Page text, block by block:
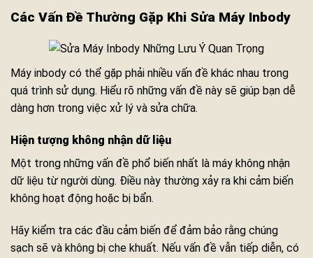
Các Vấn Đề Thường Gặp Khi Sửa Máy Inbody
Máy inbody có thể gặp phải nhiều vấn đề khác nhau trong
quá trình sử dụng. Hiểu rõ những vấn đề này sẽ giúp bạn dễ
dàng hơn trong việc xử lý và sửa chữa.
Hiện tượng không nhận dữ liệu
Một trong những vấn đề phổ biến nhất là máy không nhận
dữ liệu từ người dùng. Điều này thường xảy ra khi cảm biến
không hoạt động hoặc bị bẩn.
Hãy kiểm tra các đầu cảm biến để đảm bảo rằng chúng
sạch sẽ và không bị che khuất. Nếu vấn đề vẫn tiếp diễn, có